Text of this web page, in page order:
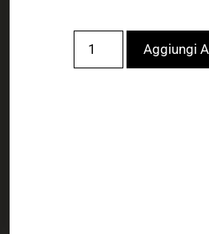
Aggiungi